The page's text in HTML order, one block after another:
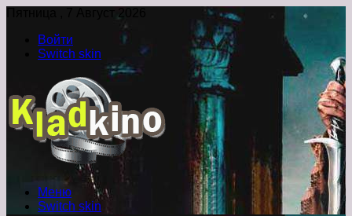
Пятница , 7 Август 2026
Войти
Switch skin
Меню
Switch skin